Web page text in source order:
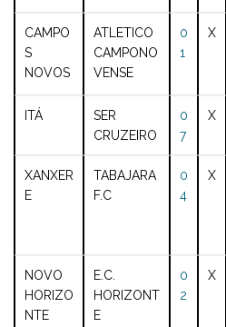
CAMPO
S
NOVOS
ATLETICO
CAMPONO
VENSE
0
1
X
ITÁ
SER
CRUZEIRO
0
7
X
XANXER
E
TABAJARA
F.C
0
4
X
NOVO
HORIZO
NTE
E.C.
HORIZONT
E
0
2
X